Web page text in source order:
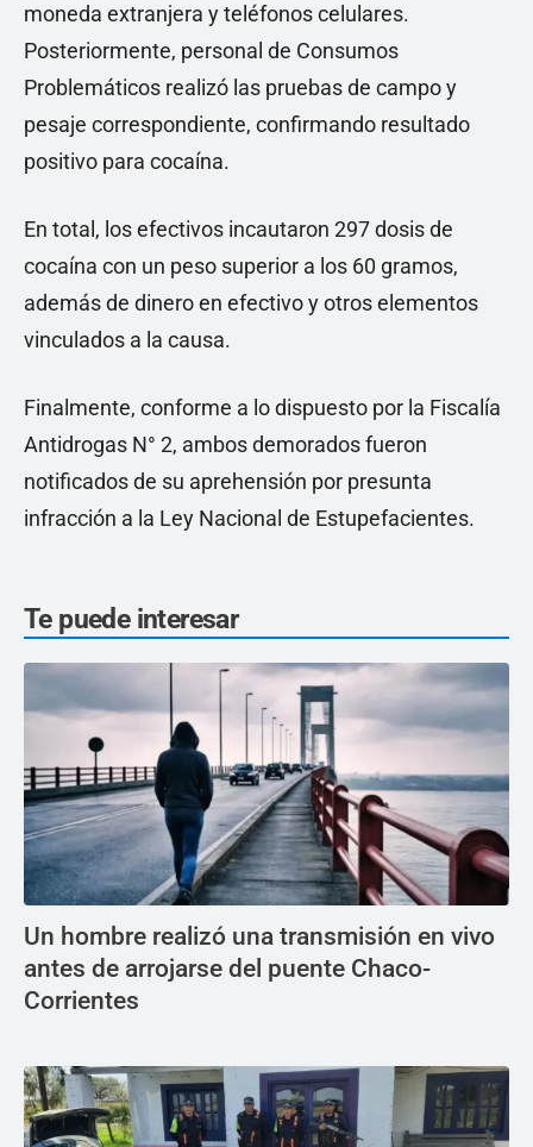
moneda extranjera y teléfonos celulares.
Posteriormente, personal de Consumos
Problemáticos realizó las pruebas de campo y
pesaje correspondiente, confirmando resultado
positivo para cocaína.
En total, los efectivos incautaron 297 dosis de
cocaína con un peso superior a los 60 gramos,
además de dinero en efectivo y otros elementos
vinculados a la causa.
Finalmente, conforme a lo dispuesto por la Fiscalía
Antidrogas N° 2, ambos demorados fueron
notificados de su aprehensión por presunta
infracción a la Ley Nacional de Estupefacientes.
Te puede interesar
Un hombre realizó una transmisión en vivo
antes de arrojarse del puente Chaco-
Corrientes